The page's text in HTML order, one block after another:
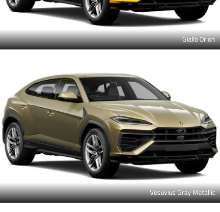
Giallo Orion
Vesuvius Gray Metallic